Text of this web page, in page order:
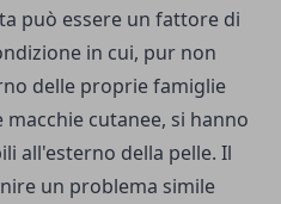
può essere un fattore di
in cui, pur non
delle proprie famiglie
cutanee, si hanno
all'esterno della pelle. Il
un problema simile